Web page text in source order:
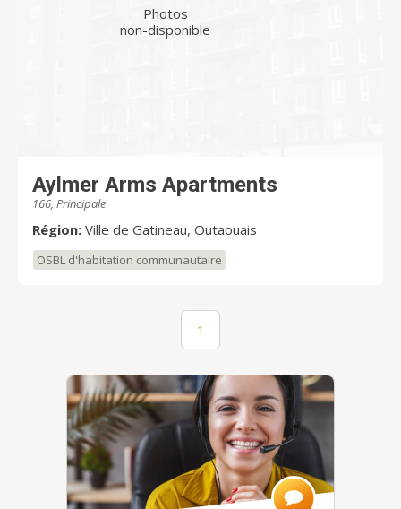
Photos
non-disponible
Aylmer Arms Apartments
166, Principale
Région: Ville de Gatineau, Outaouais
OSBL d'habitation communautaire
1